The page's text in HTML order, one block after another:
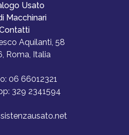
Usato
Macchinari
Aquilanti, 58
Roma, Italia
06 66012321
329 2341594